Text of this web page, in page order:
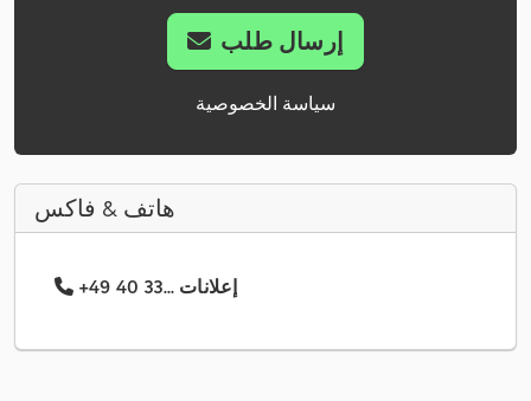
إرسال طلب
سياسة الخصوصية
هاتف & فاكس
+49 40 33... إعلانات